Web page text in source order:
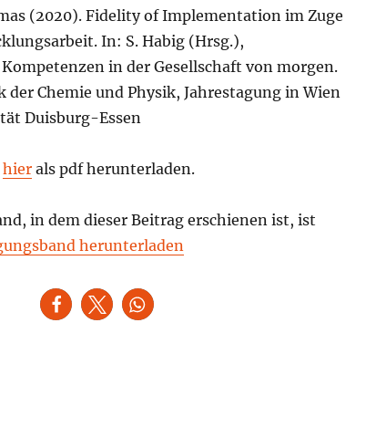
(2020). Fidelity of Implementation im Zuge
In: S. Habig (Hrsg.),
in der Gesellschaft von morgen.
Chemie und Physik, Jahrestagung in Wien
Duisburg-Essen
hierals pdf herunterladen.
in dem dieser Beitrag erschienen ist, ist
herunterladen